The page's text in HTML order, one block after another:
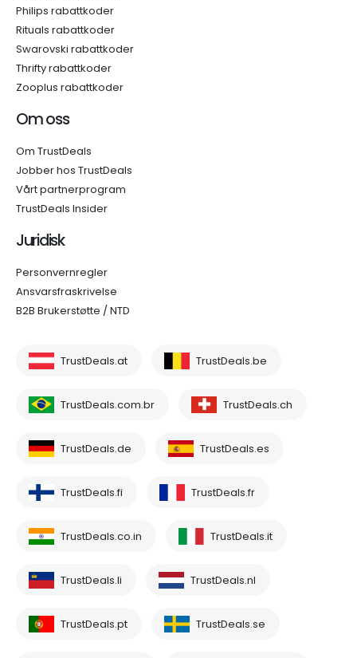
Philips rabattkoder
Rituals rabattkoder
Swarovski rabattkoder
Thrifty rabattkoder
Zooplus rabattkoder
Om oss
Om TrustDeals
Jobber hos TrustDeals
Vårt partnerprogram
TrustDeals Insider
Juridisk
Personvernregler
Ansvarsfraskrivelse
B2B Brukerstøtte / NTD
TrustDeals.at TrustDeals.be
TrustDeals.com.br TrustDeals.ch
TrustDeals.de TrustDeals.es
TrustDeals.fi TrustDeals.fr
TrustDeals.co.in TrustDeals.it
TrustDeals.li TrustDeals.nl
TrustDeals.pt TrustDeals.se